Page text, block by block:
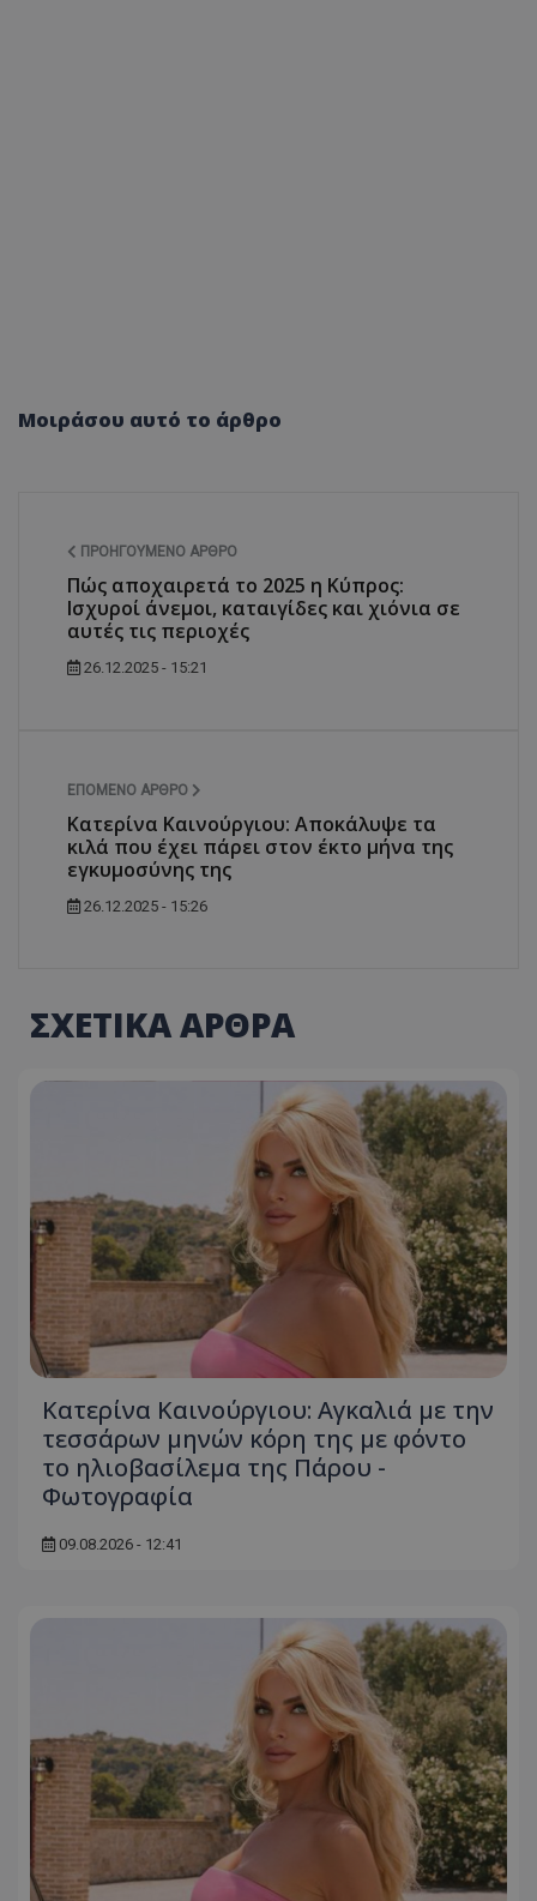
Μοιράσου αυτό το άρθρο
ΠΡΟΗΓΟΎΜΕΝΟ ΆΡΘΡΟ
Πώς αποχαιρετά το 2025 η Κύπρος:
Ισχυροί άνεμοι, καταιγίδες και χιόνια σε
αυτές τις περιοχές
26.12.2025 - 15:21
ΕΠΌΜΕΝΟ ΆΡΘΡΟ
Κατερίνα Καινούργιου: Αποκάλυψε τα
κιλά που έχει πάρει στον έκτο μήνα της
εγκυμοσύνης της
26.12.2025 - 15:26
ΣΧΕΤΙΚΑ ΑΡΘΡΑ
Κατερίνα Καινούργιου: Αγκαλιά με την
τεσσάρων μηνών κόρη της με φόντο
το ηλιοβασίλεμα της Πάρου -
Φωτογραφία
09.08.2026 - 12:41